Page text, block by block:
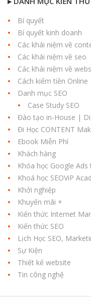
Bí quyết
Bí quyết kinh doanh
Các khái niệm về
Các khái niệm về seo
Các khái niệm về
Cách kiếm tiền Online
Danh mục SEO
Case Study SEO
Đào tạo in-House |
Đi Học CONTENT
Ebook Miễn Phí
Khách hàng
Khóa học Google
Khoá học SEOViP
Khởi nghiệp
Khuyến mãi +
Kiến thức Internet
Kiến thức SEO
Lịch Học SEO,
Sự Kiện
Thiết kế website
Tin công nghệ